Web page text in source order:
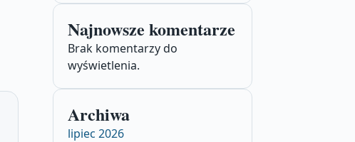
Najnowsze komentarze
Brak komentarzy do
wyświetlenia.
Archiwa
lipiec 2026